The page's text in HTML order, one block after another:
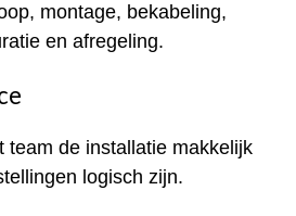
montage, bekabeling,
en afregeling.
team de installatie makkelijk
logisch zijn.